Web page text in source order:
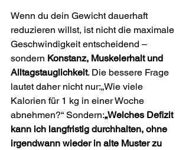
Wenn du dein Gewicht dauerhaft
reduzieren willst, ist nicht die maximale
Geschwindigkeit entscheidend –
sondern Konstanz, Muskel­erhalt und
Alltagstauglichkeit. Die bessere Frage
lautet daher nicht nur:„Wie viele
Kalorien für 1 kg in einer Woche
abnehmen?“ Sondern:„Welches Defizit
kann ich langfristig durchhalten, ohne
irgendwann wieder in alte Muster zu